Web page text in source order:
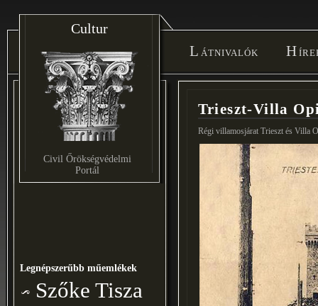
Cultur
Civil Őrökségvédelmi
Portál
Látnivalók
Trieszt-Villa
Régi villamosjárat Trieszt és Villa
Legnépszerűbb műemlékek
Szőke Tisza